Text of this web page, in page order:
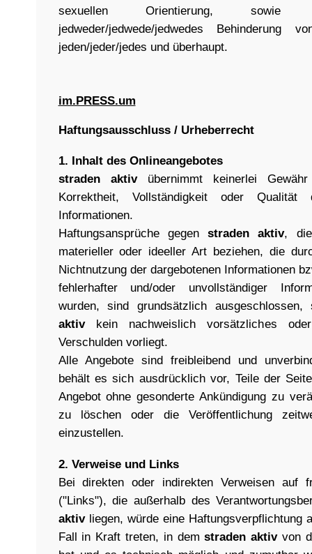
sexuellen Orientierung, sowie
jedweder/jedwede/jedwedes
jeden/jeder/jedes und überhaupt.
im.PRESS.um
Haftungsausschluss / Urheberrecht
1. Inhalt des Onlineangebotes
straden aktivübernimmt keinerlei
Korrektheit, Vollständigkeit oder Qualität
Informationen.
Haftungsansprüche gegenstraden aktiv,
materieller oder ideeller Art beziehen, die
Nichtnutzung der dargebotenen Informationen
fehlerhafter und/oder unvollständiger
wurden, sind grundsätzlich ausgeschlossen,
aktivkein nachweislich vorsätzliches
Verschulden vorliegt.
Alle Angebote sind freibleibend und
behält es sich ausdrücklich vor, Teile der
Angebot ohne gesonderte Ankündigung zu
zu löschen oder die Veröffentlichung
einzustellen.
2. Verweise und Links
Bei direkten oder indirekten Verweisen auf
("Links"), die außerhalb des
aktivliegen, würde eine Haftungsverpflichtung
Fall in Kraft treten, in demstraden aktivvon